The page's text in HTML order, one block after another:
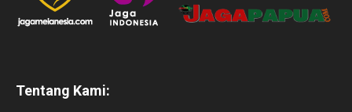
Tentang Kami: